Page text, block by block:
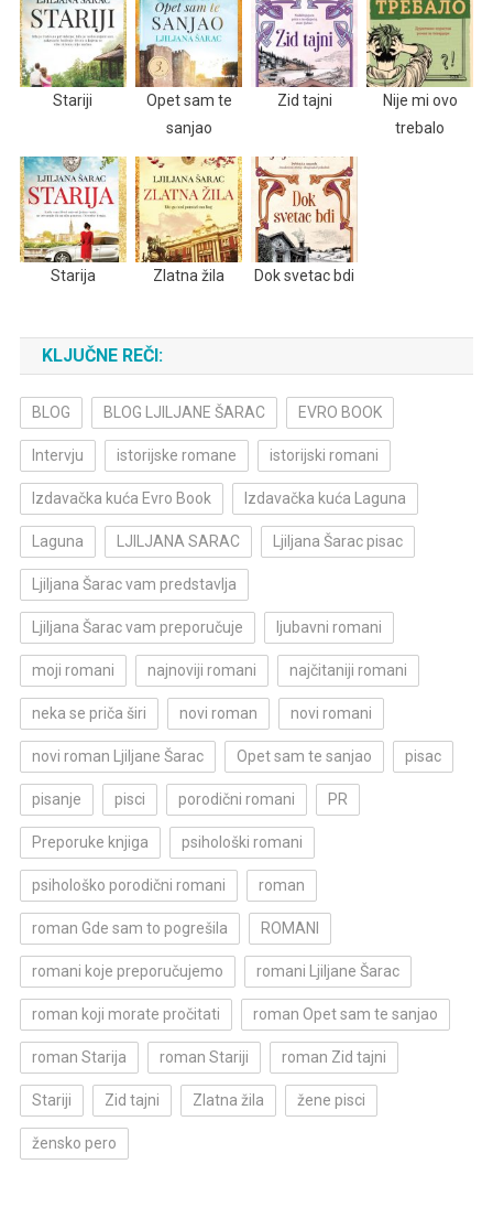
Stariji
Opet sam te
sanjao
Zid tajni
Nije mi ovo
trebalo
Starija Zlatna žila Dok svetac bdi
KLJUČNE REČI:
BLOG BLOG LJILJANE ŠARAC EVRO BOOK
Intervju istorijske romane istorijski romani
Izdavačka kuća Evro Book Izdavačka kuća Laguna
Laguna LJILJANA SARAC Ljiljana Šarac pisac
Ljiljana Šarac vam predstavlja
Ljiljana Šarac vam preporučuje ljubavni romani
moji romani najnoviji romani najčitaniji romani
neka se priča širi novi roman novi romani
novi roman Ljiljane Šarac Opet sam te sanjao pisac
pisanje pisci porodični romani PR
Preporuke knjiga psihološki romani
psihološko porodični romani roman
roman Gde sam to pogrešila ROMANI
romani koje preporučujemo romani Ljiljane Šarac
roman koji morate pročitati roman Opet sam te sanjao
roman Starija roman Stariji roman Zid tajni
Stariji Zid tajni Zlatna žila žene pisci
žensko pero